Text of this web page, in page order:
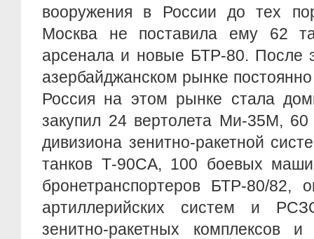
вооружения в России до тех
Москва не поставила ему 62
арсенала и новые БТР-80. После
азербайджанском рынке
Россия на этом рынке стала
закупил 24 вертолета Ми-35М,
дивизиона зенитно-ракетной
танков Т-90СА, 100 боевых
бронетранспортеров БТР-80/82,
артиллерийских систем и
зенитно-ракетных комплексов